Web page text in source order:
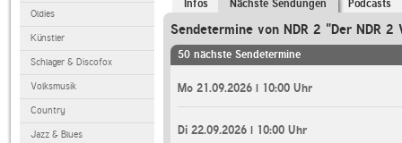
Oldies
Künstler
Schlager & Discofox
Volksmusik
Country
Jazz & Blues
Infos Nächste Sendungen Podcasts
Sendetermine von NDR 2 "Der NDR 2
50 nächste Sendetermine
Mo 21.09.2026 | 10:00 Uhr
Di 22.09.2026 | 10:00 Uhr